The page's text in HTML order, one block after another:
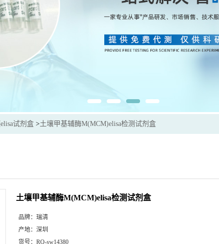
试剂盒 >土壤甲基辅酶M(MCM)elisa检测试剂盒
土壤甲基辅酶M(MCM)elisa检测试剂盒
品牌： 瑞清
产地： 深圳
货号： RQ-sw14380